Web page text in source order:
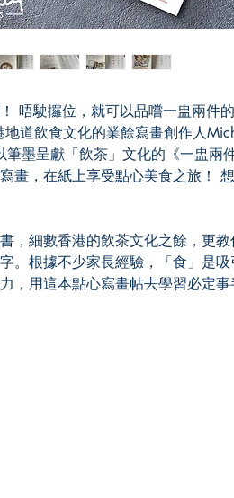
唔駛攞位，就可以品嚐一盅兩件
道飲食文化的業餘寫畫創作人
筆墨呈獻「飲茶」文化的《一盅兩
畫，在紙上享受點心美食之旅！
，細數香港的飲茶文化之餘，更教
。根據不少家長經驗，「食」是
，用這本點心寫畫帖去學習必定事